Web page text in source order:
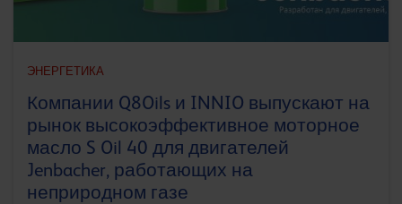
ЭНЕРГЕТИКА
Компании Q8Oils и INNIO выпускают на
рынок высокоэффективное моторное
масло S Oil 40 для двигателей
Jenbacher, работающих на
неприродном газе